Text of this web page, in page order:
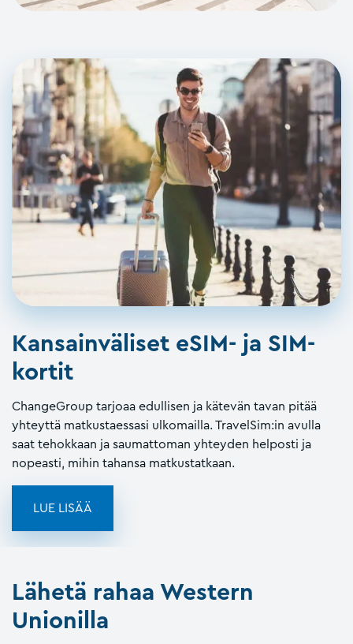
Kansainväliset eSIM- ja SIM-
kortit
ChangeGroup tarjoaa edullisen ja kätevän tavan pitää
yhteyttä matkustaessasi ulkomailla. TravelSim:in avulla
saat tehokkaan ja saumattoman yhteyden helposti ja
nopeasti, mihin tahansa matkustatkaan.
LUE LISÄÄ
Lähetä rahaa Western
Unionilla